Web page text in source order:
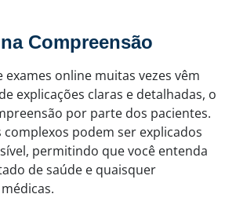
Compreensão
exames online muitas vezes vêm
explicações claras e detalhadas, o
por parte dos pacientes.
podem ser explicados
permitindo que você entenda
de saúde e quaisquer